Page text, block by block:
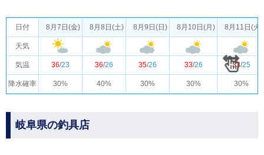
日付
天気
気温
降水確率
8月7日(金) 8月8日(土) 8月9日(日) 8月10日(月) 8月11日(火)
36/23 36/26 35/26 33/26 33/25
30% 40% 30% 30% 30%
岐阜県の釣具店